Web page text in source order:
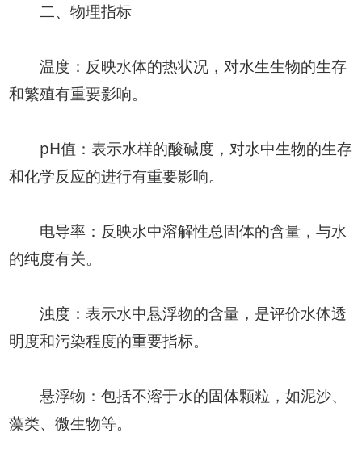
二、物理指标
温度：反映水体的热状况，对水生生物的生存
和繁殖有重要影响。
pH值：表示水样的酸碱度，对水中生物的生存
和化学反应的进行有重要影响。
电导率：反映水中溶解性总固体的含量，与水
的纯度有关。
浊度：表示水中悬浮物的含量，是评价水体透
明度和污染程度的重要指标。
悬浮物：包括不溶于水的固体颗粒，如泥沙、
藻类、微生物等。